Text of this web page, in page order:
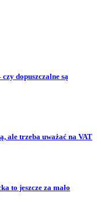
dopuszczalne są
ale trzeba uważać na VAT
to jeszcze za mało